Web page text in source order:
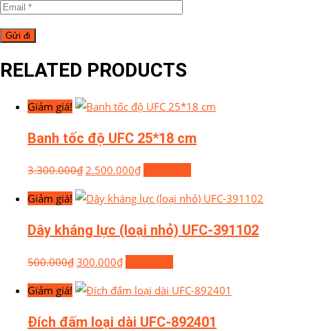
RELATED PRODUCTS
Giảm giá!
Banh tốc độ UFC 25*18 cm
3.300.000₫ 2.500.000₫
Giảm giá!
Dây kháng lực (loại nhỏ) UFC-391102
500.000₫ 300.000₫
Giảm giá!
Đích đấm loại dài UFC-892401